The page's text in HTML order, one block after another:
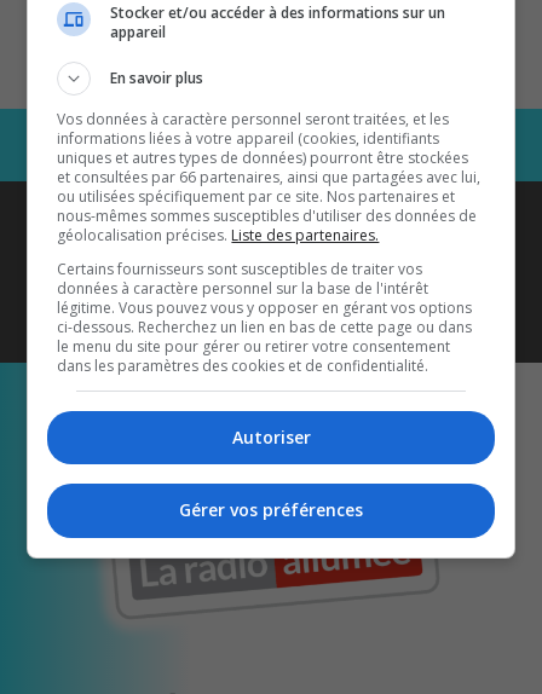
Coyote New Countryest diffusé
également sur1033 HD2
Écoutez-nous aussi sur…
Stocker et/ou accéder à des informations sur un
appareil
En savoir plus
Vos données à caractère personnel seront traitées, et les
informations liées à votre appareil (cookies, identifiants
uniques et autres types de données) pourront être stockées
et consultées par 66 partenaires, ainsi que partagées avec lui,
ou utilisées spécifiquement par ce site. Nos partenaires et
nous-mêmes sommes susceptibles d'utiliser des données de
géolocalisation précises. Liste des partenaires.
Certains fournisseurs sont susceptibles de traiter vos
données à caractère personnel sur la base de l'intérêt
légitime. Vous pouvez vous y opposer en gérant vos options
ci-dessous. Recherchez un lien en bas de cette page ou dans
le menu du site pour gérer ou retirer votre consentement
dans les paramètres des cookies et de confidentialité.
Autoriser
Gérer vos préférences